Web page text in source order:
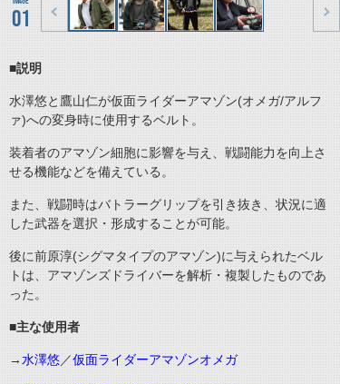
01
■説明
水澤悠と鷹山仁が仮面ライダーアマゾン(オメガ/アルフ
ァ)への変身時に使用するベルト。
装着者のアマゾン細胞に影響を与え、戦闘能力を向上さ
せる機能などを備えている。
また、戦闘時はバトラーグリップを引き抜き、状況に適
した武器を選択・形成することが可能。
後に前原淳(シグマタイプのアマゾン)に与えられたベル
トは、アマゾンズドライバーを解析・複製したものであ
った。
■主な使用者
→水澤悠／仮面ライダーアマゾンオメガ